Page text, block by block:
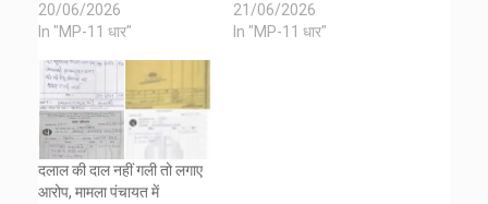
20/06/2026
In "MP-11 धार"
21/06/2026
In "MP-11 धार"
दलाल की दाल नहीं गली तो लगाए
आरोप, मामला पंचायत में